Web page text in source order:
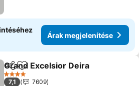
Árak megjelenítése
Megosztás
Hozzáadás a kedvencekhez
Grand Excelsior Deira
4 Kategória
7,1
7609